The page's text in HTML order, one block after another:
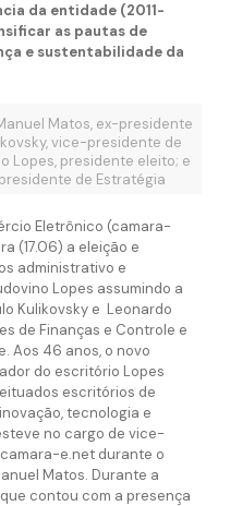
da entidade (2011-
as pautas de
e sustentabilidade da
Matos, ex-presidente
vice-presidente de
Lopes, presidente eleito; e
de Estratégia
Eletrônico (camara-
(17.06) a eleição e
administrativo e
Lopes assumindo a
Kulikovsky e Leonardo
de Finanças e Controle e
Aos 46 anos, o novo
do escritório Lopes
escritórios de
tecnologia e
no cargo de vice-
e.net durante o
Matos. Durante a
contou com a presença